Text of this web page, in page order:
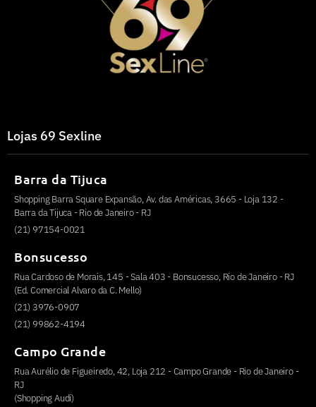
Lojas 69 Sexline
Barra da Tijuca
Shopping Barra Square Expansão, Av. das Américas, 3665 - Loja 132 -
Barra da Tijuca - Rio de Janeiro - RJ
(21) 97154-0021
Bonsucesso
Rua Cardoso de Morais, 145 - Sala 403 - Bonsucesso, Rio de Janeiro - RJ
(Ed. Comercial Alvaro da C. Mello)
(21) 3976-0907
(21) 99862-4194
Campo Grande
Rua Aurélio de Figueiredo, 42, Loja 212 - Campo Grande - Rio de Janeiro -
RJ
(Shopping Audi)